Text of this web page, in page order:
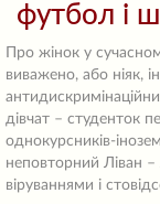
футбол і
Про жінок у
виважено, або ніяк,
дівчат – студенток
однокурсників-
неповторний Ліван –
віруваннями і